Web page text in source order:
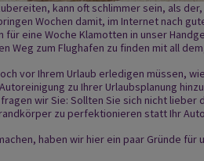
kann oft schlimmer sein, als
Wochen damit, im Internet nach
für eine Woche Klamotten in unser
Weg zum Flughafen zu finden mit all
vor Ihrem Urlaub erledigen müssen,
zu Ihrer Urlaubsplanung
wir Sie: Sollten Sie sich nicht lieber
zu perfektionieren statt Ihr
haben wir hier ein paar Gründe